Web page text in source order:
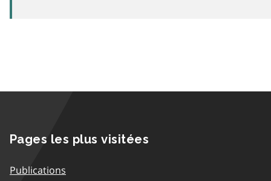
Pages les plus visitées
Publications